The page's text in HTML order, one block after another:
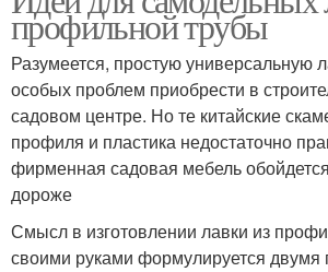
профильной трубы
Разумеется, простую универсальную
особых проблем приобрести в
садовом центре. Но те китайские
профиля и пластика недостаточно
фирменная садовая мебель
дороже
Смысл в изготовлении лавки из
своими руками формулируется двумя